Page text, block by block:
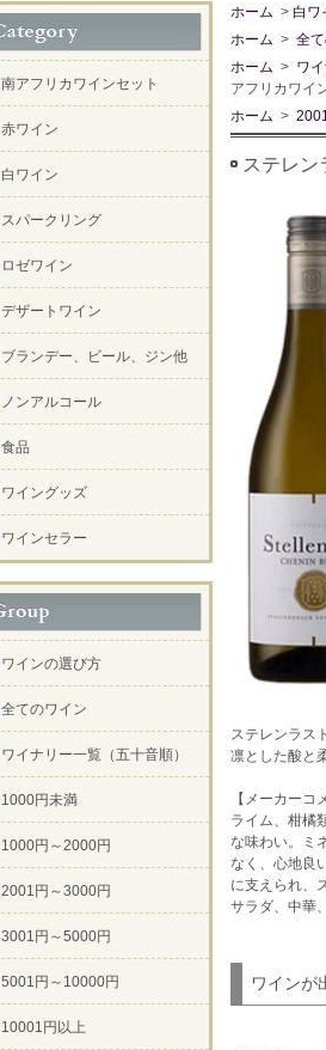
ホーム > 白ワ
ホーム > 全
ホーム > ワ
アフリカワイ
ホーム >
ステレン
ステレンラス
凛とした酸と
【メーカーコ
ライム、柑橘
な味わい。ミ
なく、心地良
に支えられ、
サラダ、中華
ワインが
南アフリカワインセット
赤ワイン
白ワイン
スパークリング
ロゼワイン
デザートワイン
ブランデー、ビール、ジン他
ノンアルコール
食品
ワイングッズ
ワインセラー
ワインの選び方
全てのワイン
ワイナリー一覧（五十音順）
1000円未満
1000円～2000円
2001円～3000円
3001円～5000円
5001円～10000円
10001円以上